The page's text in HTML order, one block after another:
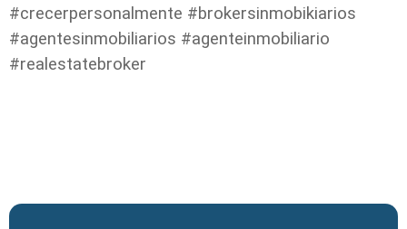
#crecerpersonalmente #brokersinmobikiarios
#agentesinmobiliarios #agenteinmobiliario
#realestatebroker